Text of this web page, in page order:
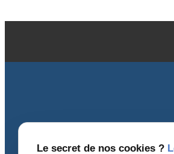
Coordonnées
Le secret de nos cookies ?